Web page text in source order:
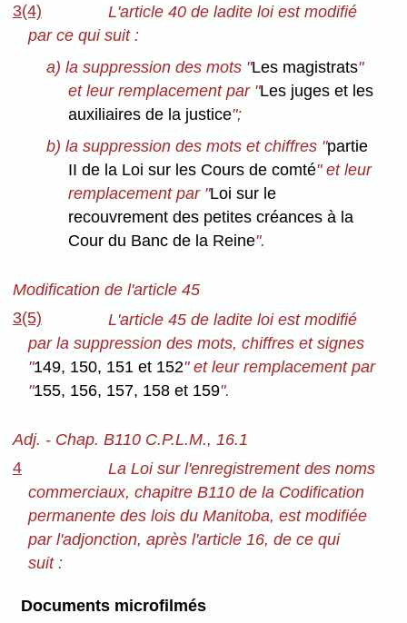
3(4)
L'article 40 de ladite loi est modifié
par ce qui suit :
a) la suppression des mots "Les magistrats"
et leur remplacement par "Les juges et les
auxiliaires de la justice";
b) la suppression des mots et chiffres "partie
II de la Loi sur les Cours de comté" et leur
remplacement par "Loi sur le
recouvrement des petites créances à la
Cour du Banc de la Reine".
Modification de l'article 45
3(5)
L'article 45 de ladite loi est modifié
par la suppression des mots, chiffres et signes
"149, 150, 151 et 152" et leur remplacement par
"155, 156, 157, 158 et 159".
Adj. - Chap. B110 C.P.L.M., 16.1
4
La Loi sur l'enregistrement des noms
commerciaux, chapitre B110 de la Codification
permanente des lois du Manitoba, est modifiée
par l'adjonction, après l'article 16, de ce qui
suit :
Documents microfilmés